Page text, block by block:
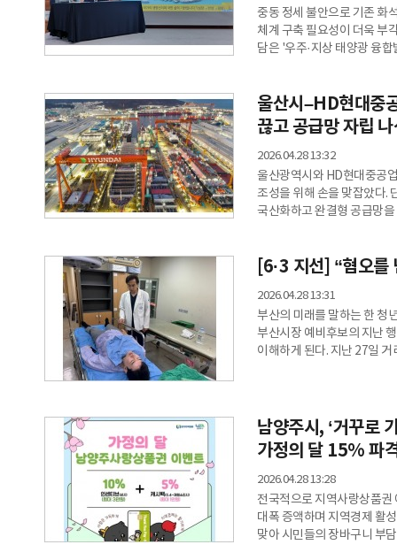
중동 정세 불안으로 기존 화
체계 구축 필요성이 더욱 부
담은 '우주·지상 태양광 융
국가 경쟁력을 좌우하는 전
체계 구축 필요성을 제안했
울산시–HD현대중
끊고 공급망 자립
2026.04.28 13:32
울산광역시와 HD현대중공
조성을 위해 손을 맞잡았다.
국산화하고 완결형 공급망
특화단지’ 공모에 공동 대
[6·3 지선] “혐오를
2026.04.28 13:31
부산의 미래를 말하는 한 청
부산시장 예비후보의 지난
이해하게 된다. 지난 27일 거
병원으로 이송됐다. 검사 결
남양주시, ‘거꾸로
가정의 달 15% 파
2026.04.28 13:28
전국적으로 지역사랑상품권
대폭 증액하며 지역경제 활
맞아 시민들의 장바구니 부